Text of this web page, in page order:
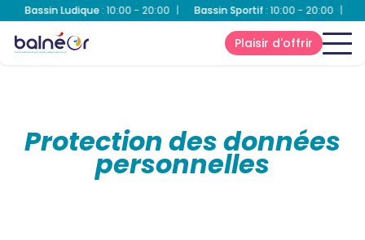
Bassin Ludique:10:00 - 20:00 | Bassin Sportif:10:00 - 20:00 |
Plaisir d'offrir
Protection des données
personnelles